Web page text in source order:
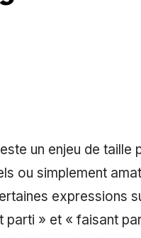
un enjeu de taille
ou simplement
expressions
» et « faisant